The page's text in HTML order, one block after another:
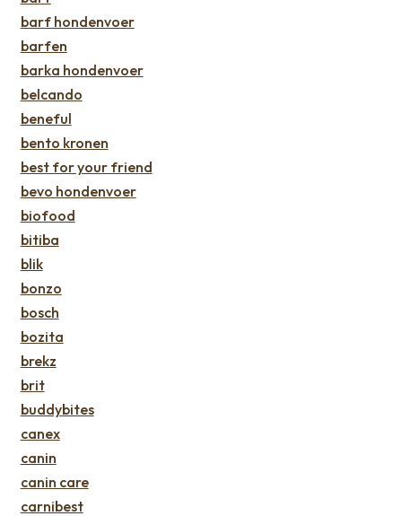
barf hondenvoer
barfen
barka hondenvoer
belcando
beneful
bento kronen
best for your friend
bevo hondenvoer
biofood
bitiba
blik
bonzo
bosch
bozita
brekz
brit
buddybites
canex
canin
canin care
carnibest